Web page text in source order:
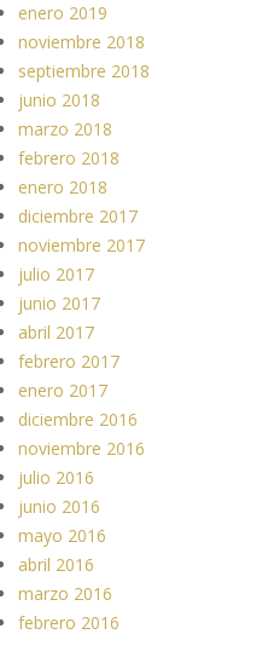
enero 2019
noviembre 2018
septiembre 2018
junio 2018
marzo 2018
febrero 2018
enero 2018
diciembre 2017
noviembre 2017
julio 2017
junio 2017
abril 2017
febrero 2017
enero 2017
diciembre 2016
noviembre 2016
julio 2016
junio 2016
mayo 2016
abril 2016
marzo 2016
febrero 2016